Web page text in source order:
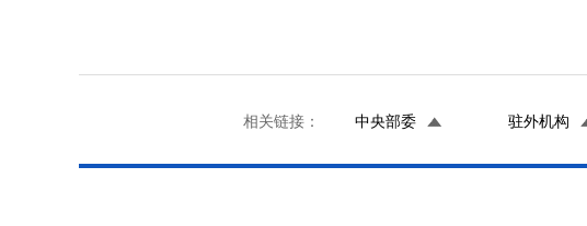
相关链接： 中央部委 驻外机构